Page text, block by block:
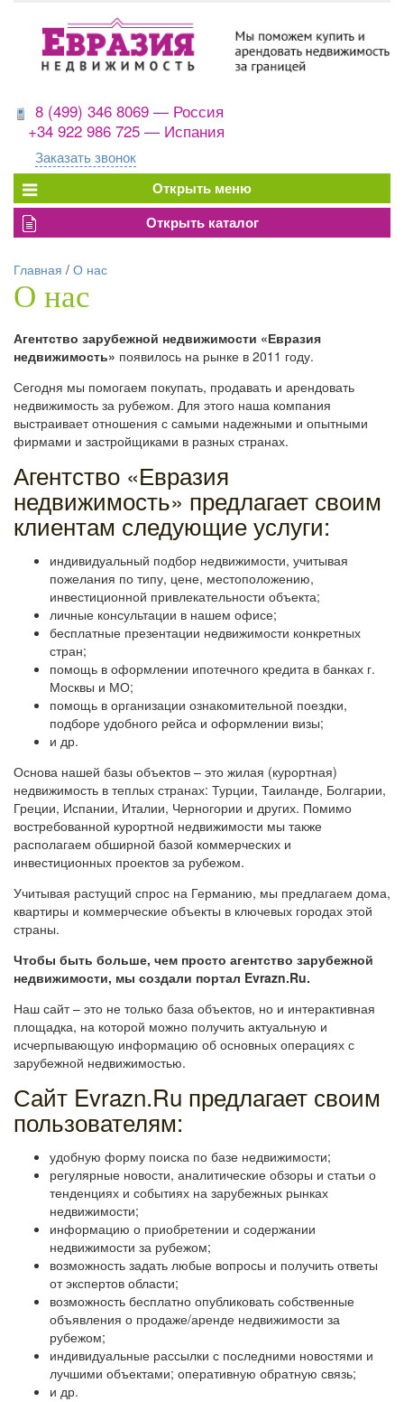
8 (499) 346 8069 — Россия
+34 922 986 725 — Испания
Заказать звонок
Главная / О нас
О нас
Агентство зарубежной недвижимости «Евразия
недвижимость» появилось на рынке в 2011 году.
Сегодня мы помогаем покупать, продавать и арендовать
недвижимость за рубежом. Для этого наша компания
выстраивает отношения с самыми надежными и опытными
фирмами и застройщиками в разных странах.
Агентство «Евразия
недвижимость» предлагает своим
клиентам следующие услуги:
индивидуальный подбор недвижимости, учитывая
пожелания по типу, цене, местоположению,
инвестиционной привлекательности объекта;
личные консультации в нашем офисе;
бесплатные презентации недвижимости конкретных
стран;
помощь в оформлении ипотечного кредита в банках г.
Москвы и МО;
помощь в организации ознакомительной поездки,
подборе удобного рейса и оформлении визы;
и др.
Основа нашей базы объектов – это жилая (курортная)
недвижимость в теплых странах: Турции, Таиланде, Болгарии,
Греции, Испании, Италии, Черногории и других. Помимо
востребованной курортной недвижимости мы также
располагаем обширной базой коммерческих и
инвестиционных проектов за рубежом.
Учитывая растущий спрос на Германию, мы предлагаем дома,
квартиры и коммерческие объекты в ключевых городах этой
страны.
Чтобы быть больше, чем просто агентство зарубежной
недвижимости, мы создали портал Evrazn.Ru.
Наш сайт – это не только база объектов, но и интерактивная
площадка, на которой можно получить актуальную и
исчерпывающую информацию об основных операциях с
зарубежной недвижимостью.
Сайт Evrazn.Ru предлагает своим
пользователям:
удобную форму поиска по базе недвижимости;
регулярные новости, аналитические обзоры и статьи о
тенденциях и событиях на зарубежных рынках
недвижимости;
информацию о приобретении и содержании
недвижимости за рубежом;
возможность задать любые вопросы и получить ответы
от экспертов области;
возможность бесплатно опубликовать собственные
объявления о продаже/аренде недвижимости за
рубежом;
индивидуальные рассылки с последними новостями и
лучшими объектами; оперативную обратную связь;
и др.